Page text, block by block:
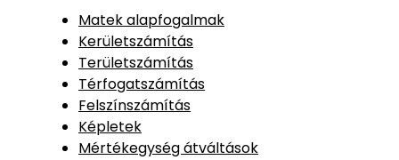
Matek alapfogalmak
Kerületszámítás
Területszámítás
Térfogatszámítás
Felszínszámítás
Képletek
Mértékegység átváltások